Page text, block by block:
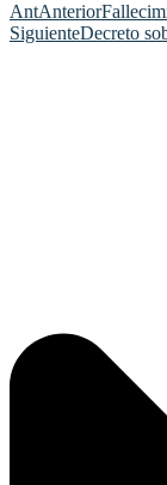
AntAnterior
SiguienteDecreto